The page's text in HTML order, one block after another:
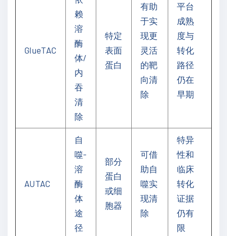
GlueTAC
赖
溶
酶
体/
内
吞
清
除
特定
表面
蛋白
有助
于实
现更
灵活
的靶
向清
除
平台
成熟
度与
转化
路径
仍在
早期
AUTAC
自
噬-
溶
酶
体
途
径
部分
蛋白
或细
胞器
可借
助自
噬实
现清
除
特异
性和
临床
转化
证据
仍有
限